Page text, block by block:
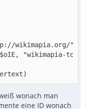
wonach man
eine ID wonach